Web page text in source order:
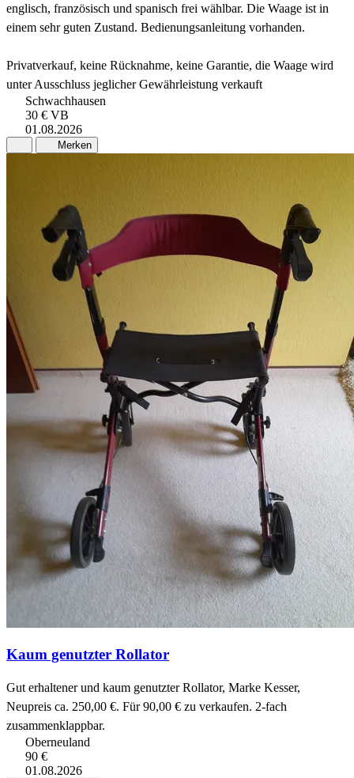
englisch, französisch und spanisch frei wählbar. Die Waage ist in
einem sehr guten Zustand. Bedienungsanleitung vorhanden.
Privatverkauf, keine Rücknahme, keine Garantie, die Waage wird
unter Ausschluss jeglicher Gewährleistung verkauft
Schwachhausen
30 € VB
01.08.2026
Merken
Kaum genutzter Rollator
Gut erhaltener und kaum genutzter Rollator, Marke Kesser,
Neupreis ca. 250,00 €. Für 90,00 € zu verkaufen. 2-fach
zusammenklappbar.
Oberneuland
90 €
01.08.2026